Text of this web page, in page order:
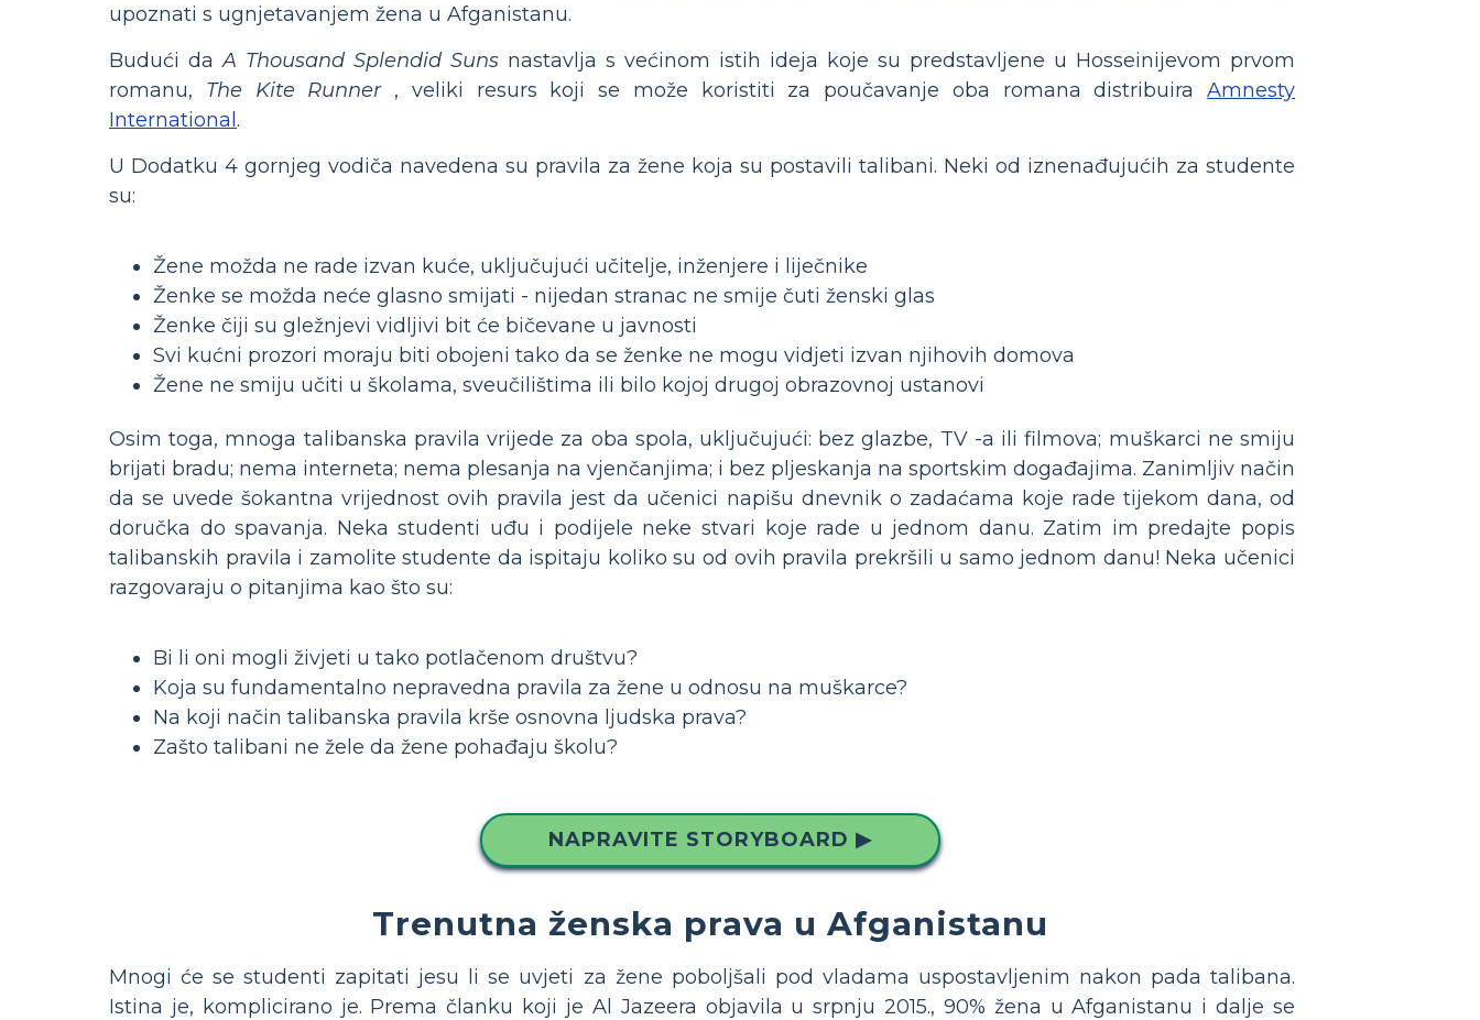
upoznati s ugnjetavanjem žena u Afganistanu.
Budući daA Thousand Splendid Suns nastavlja s većinom istih ideja koje su predstavljene u Hosseinijevom prvom
romanu, The Kite Runner, veliki resurs koji se može koristiti za poučavanje oba romana distribuira Amnesty
International .
U Dodatku 4 gornjeg vodiča navedena su pravila za žene koja su postavili talibani. Neki od iznenađujućih za studente
su:
Žene možda ne rade izvan kuće, uključujući učitelje, inženjere i liječnike
Ženke se možda neće glasno smijati - nijedan stranac ne smije čuti ženski glas
Ženke čiji su gležnjevi vidljivi bit će bičevane u javnosti
Svi kućni prozori moraju biti obojeni tako da se ženke ne mogu vidjeti izvan njihovih domova
Žene ne smiju učiti u školama, sveučilištima ili bilo kojoj drugoj obrazovnoj ustanovi
Osim toga, mnoga talibanska pravila vrijede za oba spola, uključujući: bez glazbe, TV -a ili filmova; muškarci ne smiju
brijati bradu; nema interneta; nema plesanja na vjenčanjima; i bez pljeskanja na sportskim događajima. Zanimljiv način
da se uvede šokantna vrijednost ovih pravila jest da učenici napišu dnevnik o zadaćama koje rade tijekom dana, od
doručka do spavanja. Neka studenti uđu i podijele neke stvari koje rade u jednom danu. Zatim im predajte popis
talibanskih pravila i zamolite studente da ispitaju koliko su od ovih pravila prekršili u samo jednom danu! Neka učenici
razgovaraju o pitanjima kao što su:
Bi li oni mogli živjeti u tako potlačenom društvu?
Koja su fundamentalno nepravedna pravila za žene u odnosu na muškarce?
Na koji način talibanska pravila krše osnovna ljudska prava?
Zašto talibani ne žele da žene pohađaju školu?
NAPRAVITE STORYBOARD ▶
Trenutna ženska prava u Afganistanu
Mnogi će se studenti zapitati jesu li se uvjeti za žene poboljšali pod vladama uspostavljenim nakon pada talibana.
Istina je, komplicirano je. Prema članku koji je Al Jazeera objavila u srpnju 2015., 90% žena u Afganistanu i dalje se